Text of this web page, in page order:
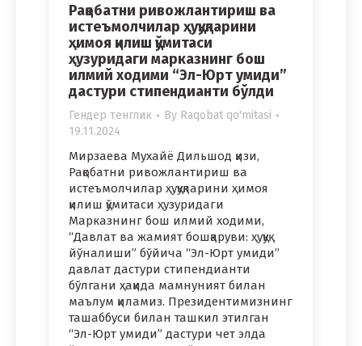
Рақобатни ривожлантириш ва
истеъмолчилар ҳуқуқларини
ҳимоя қилиш қўмитаси
ҳузуридаги марказнинг бош
илмий ходими “Эл-Юрт умиди”
дастури стипендианти бўлди
Гендер тенглик By Raqobat qo'mitasi
19.11.2024
Мирзаева Мухайё Дильшод қизи,
Рақобатни ривожлантириш ва
истеъмолчилар ҳуқуқларини ҳимоя
қилиш қўмитаси ҳузуридаги
Марказнинг бош илмий ходими,
“Давлат ва жамият бошқаруви: ҳуқуқ
йўналиши” бўйича “Эл-Юрт умиди”
давлат дастури стипендианти
бўлгани ҳақида мамнуният билан
маълум қиламиз. Президентимизнинг
ташаббуси билан ташкил этилган
“Эл-Юрт умиди” дастури чет элда